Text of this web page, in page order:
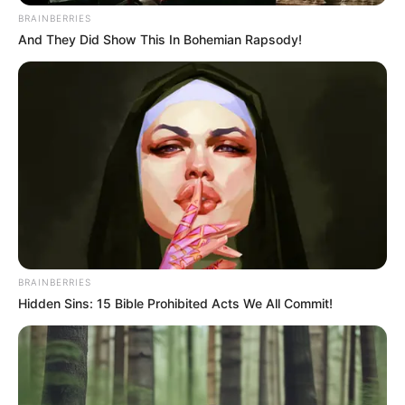
kleinen Stadt: Deutschlands größter
Trampolinparkanbieter Superfly Air Sports eröffnet
m² befindet sich der neue Trampolinpark im Herzen
der Stadt. Wie alle Superfly Air Sports Parks verfügt
die Halle über eine große und aufregende
Trampolinfläche. Hinzu kommen neben beliebten
Klassikern auch brandneue Attraktionen: Ein
absolutes Highlight ist der NINJA FLY, ein
interaktiver Hindernisparcours bei dem
Schnelligkeit, Geschicklichkeit und Koordination in
unterschiedlichen Ausprägungen und
Schwierigkeitsgraden gefordert. Die Attraktionen
VALO JUMP. Hier trifft Trampolinspringen auf
Videospielcharakter: Mithilfe von gezielten
Sprüngen gilt es, Spiele auf einem Bildschirm zu
absolvieren. Grundsätzlich gibt es keine
Altersbeschränkung. Ein Besuch wird ab 3 Jahren
BRAINBERRIES
And They Did Show This In Bohemian Rapsody!
BRAINBERRIES
Hidden Sins: 15 Bible Prohibited Acts We All Commit!